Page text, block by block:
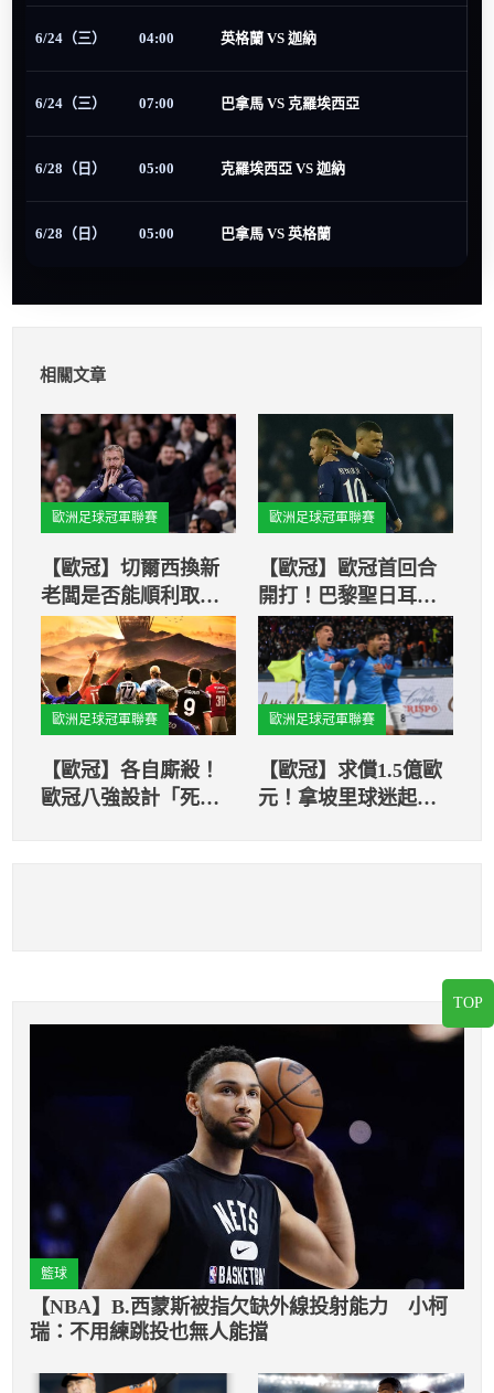
6/24（三） 04:00 英格蘭 VS 迦納
6/24（三） 07:00 巴拿馬 VS 克羅埃西亞
6/28（日） 05:00 克羅埃西亞 VS 迦納
6/28（日） 05:00 巴拿馬 VS 英格蘭
相關文章
歐洲足球冠軍聯賽
【歐冠】切爾西換新
老闆是否能順利取勝
呢？歐冠賽場上揭
曉！
歐洲足球冠軍聯賽
【歐冠】歐冠首回合
開打！巴黎聖日耳曼
慘吞敗
歐洲足球冠軍聯賽
【歐冠】各自廝殺！
歐冠八強設計「死亡
歐洲足球冠軍聯賽
【歐冠】求償1.5億歐
元！拿坡里球迷起訴
籃球
【NBA】B.西蒙斯被指欠缺外線投射能力 小柯
瑞：不用練跳投也無人能擋
TOP